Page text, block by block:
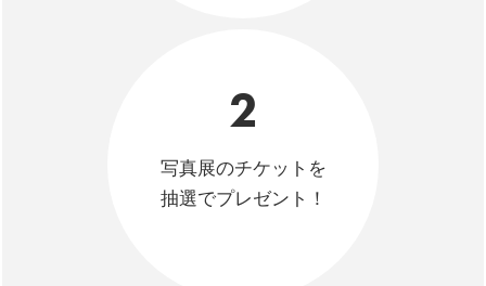
2
写真展のチケットを
抽選でプレゼント！